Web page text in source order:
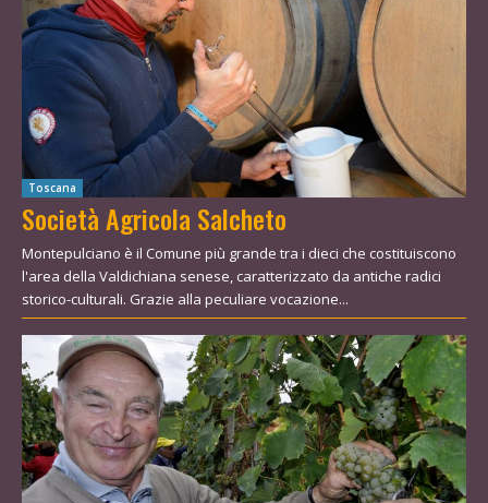
Toscana
Società Agricola Salcheto
Montepulciano è il Comune più grande tra i dieci che costituiscono
l'area della Valdichiana senese, caratterizzato da antiche radici
storico-culturali. Grazie alla peculiare vocazione...